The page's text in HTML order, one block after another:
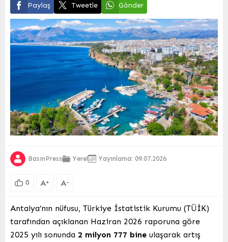
Paylaş Tweetle Gönder
BasınPress Yerel Yayınlama: 09.07.2026
0 A+ A-
Antalya’nın nüfusu, Türkiye İstatistik Kurumu (TÜİK)
tarafından açıklanan Haziran 2026 raporuna göre
2025 yılı sonunda 2 milyon 777 bine ulaşarak artış